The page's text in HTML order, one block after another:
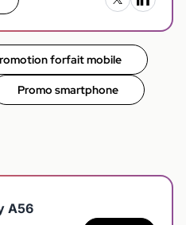
forfait mobile
Promo smartphone
A56